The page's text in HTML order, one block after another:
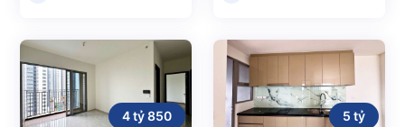
4 tỷ 850 5 tỷ